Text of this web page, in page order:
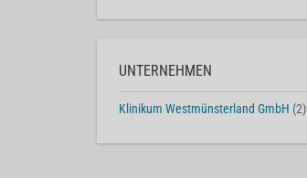
UNTERNEHMEN
Klinikum Westmünsterland GmbH (2)